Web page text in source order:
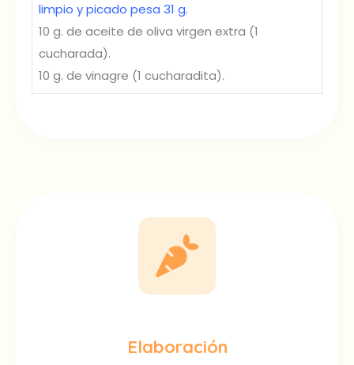
limpio y picado pesa 31 g.
10 g. de aceite de oliva virgen extra (1
cucharada).
10 g. de vinagre (1 cucharadita).
Elaboración